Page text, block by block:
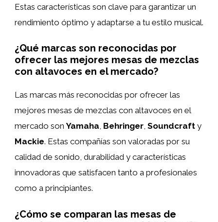
Estas características son clave para garantizar un
rendimiento óptimo y adaptarse a tu estilo musical.
¿Qué marcas son reconocidas por
ofrecer las mejores mesas de mezclas
con altavoces en el mercado?
Las marcas más reconocidas por ofrecer las
mejores mesas de mezclas con altavoces en el
mercado sonYamaha, Behringer, Soundcraft y
Mackie. Estas compañías son valoradas por su
calidad de sonido, durabilidad y características
innovadoras que satisfacen tanto a profesionales
como a principiantes.
¿Cómo se comparan las mesas de